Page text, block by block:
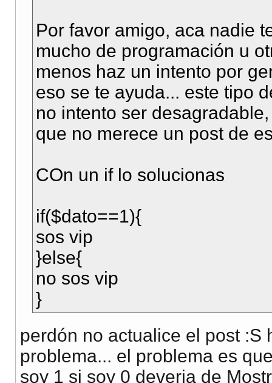
Por favor amigo, aca nadie
mucho de programación u
menos haz un intento por
eso se te ayuda... este tipo
no intento ser
que no merece un post de
COn un if lo solucionas
if($dato==1){
sos vip
}else{
no sos vip
}
perdón no actualice el post :S
problema... el problema es
soy 1 si soy 0 deveria de